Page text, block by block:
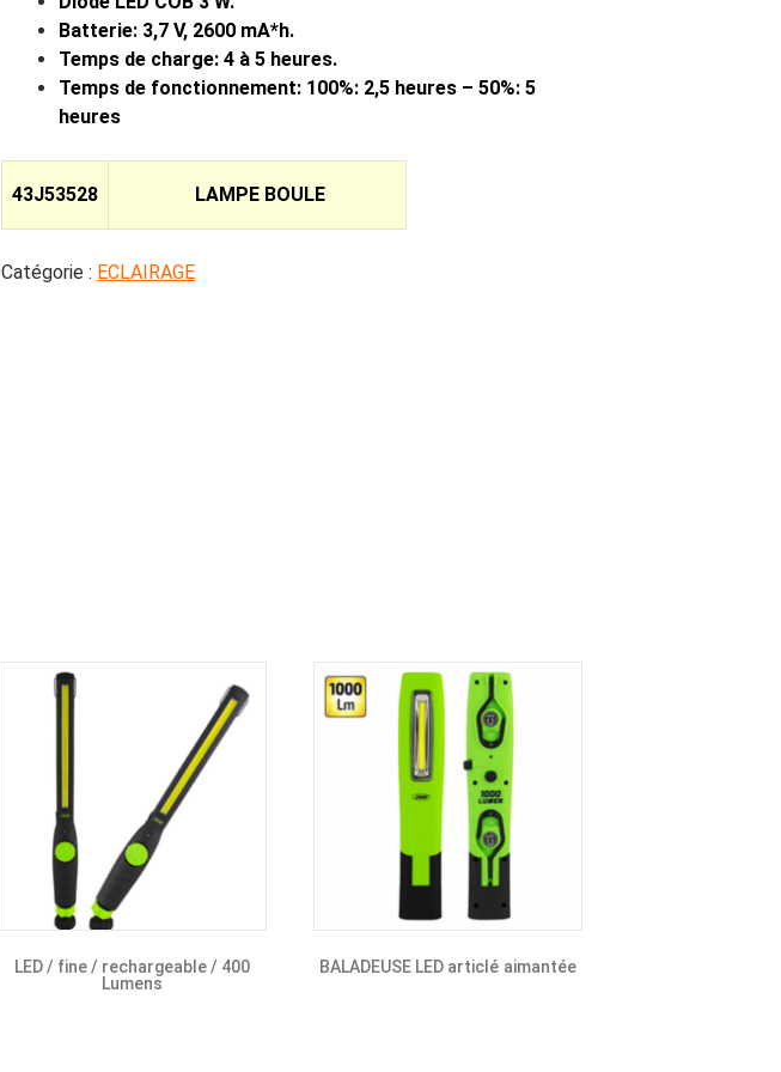
Batterie: 3,7 V, 2600 mA*h.
Temps de charge: 4 à 5 heures.
Temps de fonctionnement: 100%: 2,5 heures – 50%: 5
heures
43J53528 LAMPE BOULE
Catégorie : ECLAIRAGE
LED / fine / rechargeable / 400
Lumens
BALADEUSE LED articlé aimantée